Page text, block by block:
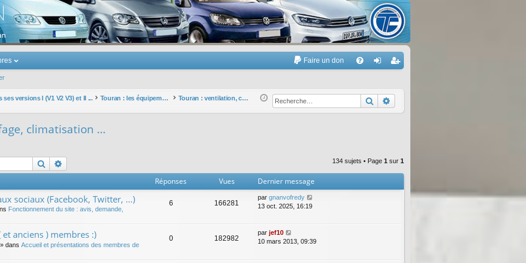
Touran
Faire un don
Q ne
xi
nr
eg
r
versions I (V1 V2 V3) et II ... Touran : les équipements électriques et électroniques Touran : ventilation, chauffage, climatisation ... Rechercher
climatisation ...
Rechercher 134 sujets • Page 1 sur 1
Réponses Vues Dernier message
sociaux (Facebook, Twitter, ...)
Fonctionnement du site : avis, demande,
6 166281
par gnanvofredy
13 oct. 2025, 16:19
anciens ) membres :)
» dans Accueil et présentations des membres de
0 182982
par jef10
10 mars 2013, 09:39